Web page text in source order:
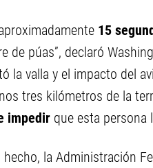
15
de púas”, declaró
la valla y el impacto del
tres kilómetros de la
impedir que esta persona
la Administración